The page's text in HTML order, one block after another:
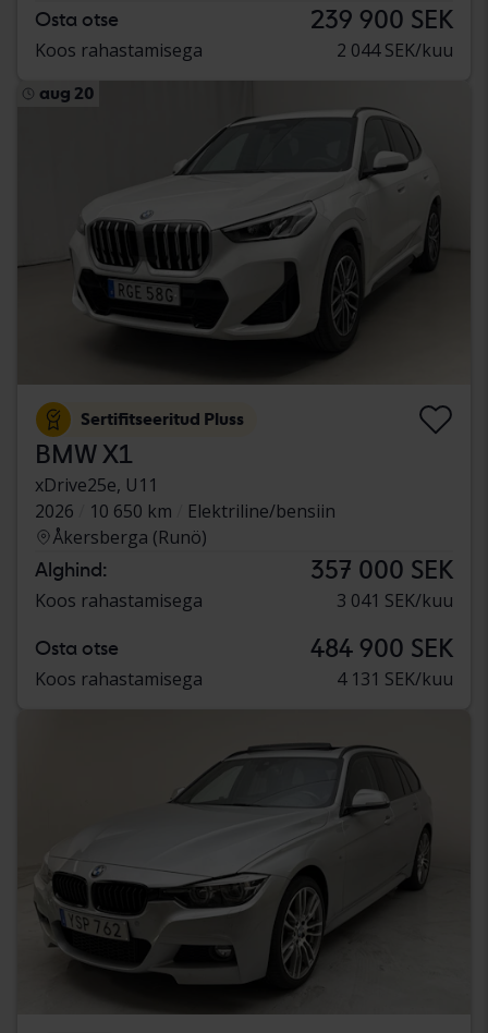
Osta otse 239 900 SEK
Koos rahastamisega 2 044 SEK/kuu
aug 20
Sertifitseeritud Pluss
BMW X1
xDrive25e, U11
2026
10 650 km
Elektriline/bensiin
Åkersberga (Runö)
Alghind: 357 000 SEK
Koos rahastamisega 3 041 SEK/kuu
Osta otse 484 900 SEK
Koos rahastamisega 4 131 SEK/kuu